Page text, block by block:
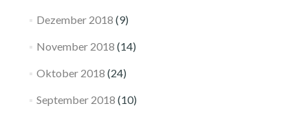
Dezember 2018 (9)
November 2018 (14)
Oktober 2018 (24)
September 2018 (10)